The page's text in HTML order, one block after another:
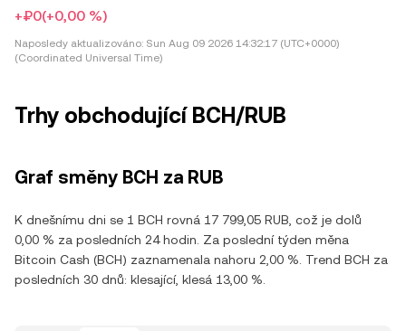
+₽0(+0,00 %)
Naposledy aktualizováno: Sun Aug 09 2026 14:32:17 (UTC+0000)
(Coordinated Universal Time)
Trhy obchodující BCH/RUB
Graf směny BCH za RUB
K dnešnímu dni se 1 BCH rovná 17 799,05 RUB, což je dolů
0,00 % za posledních 24 hodin. Za poslední týden měna
Bitcoin Cash (BCH) zaznamenala nahoru 2,00 %. Trend BCH za
posledních 30 dnů: klesající, klesá 13,00 %.